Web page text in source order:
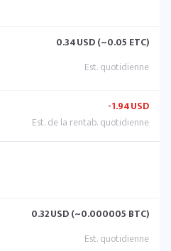
0.34USD (~0.05 ETC)
-1.94USD
0.32USD (~0.000005 BTC)